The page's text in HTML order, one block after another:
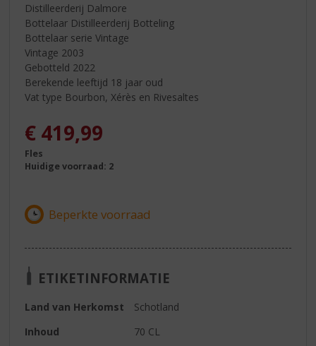
Distilleerderij Dalmore
Bottelaar Distilleerderij Botteling
Bottelaar serie Vintage
Vintage 2003
Gebotteld 2022
Berekende leeftijd 18 jaar oud
Vat type Bourbon, Xérès en Rivesaltes
€ 419,99
Fles
Huidige voorraad: 2
ETIKETINFORMATIE
Land van Herkomst
Schotland
Inhoud
70 CL